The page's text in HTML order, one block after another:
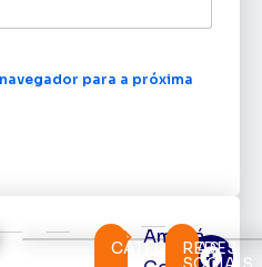
para a próxima
CATEGORIAS
AmapáREDES